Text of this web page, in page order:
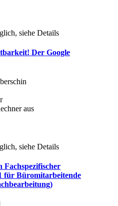
siehe Details
Der Google
aus
siehe Details
für Büromitarbeitende